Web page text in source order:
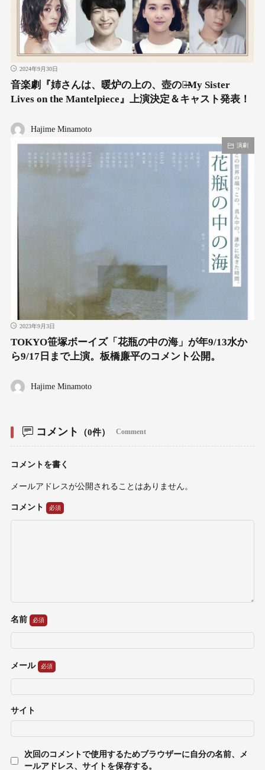
2024年9月30日
⾳楽劇『姉さんは、暖炉の上の、壺の中̶My Sister
Lives on the Mantelpiece』上演決定＆キャスト発表！
Hajime Minamoto
演劇
2023年9月3日
TOKYO笹塚ボーイズ「花瓶の中の海」が年9/13水か
ら9/17日まで上演。板橋廉平のコメント公開。
Hajime Minamoto
コメント （0件） Comment
コメントを書く
メールアドレスが公開されることはありません。
コメント
名前
メール
サイト
次回のコメントで使用するためブラウザーに自分の名前、メ
ールアドレス、サイトを保存する。